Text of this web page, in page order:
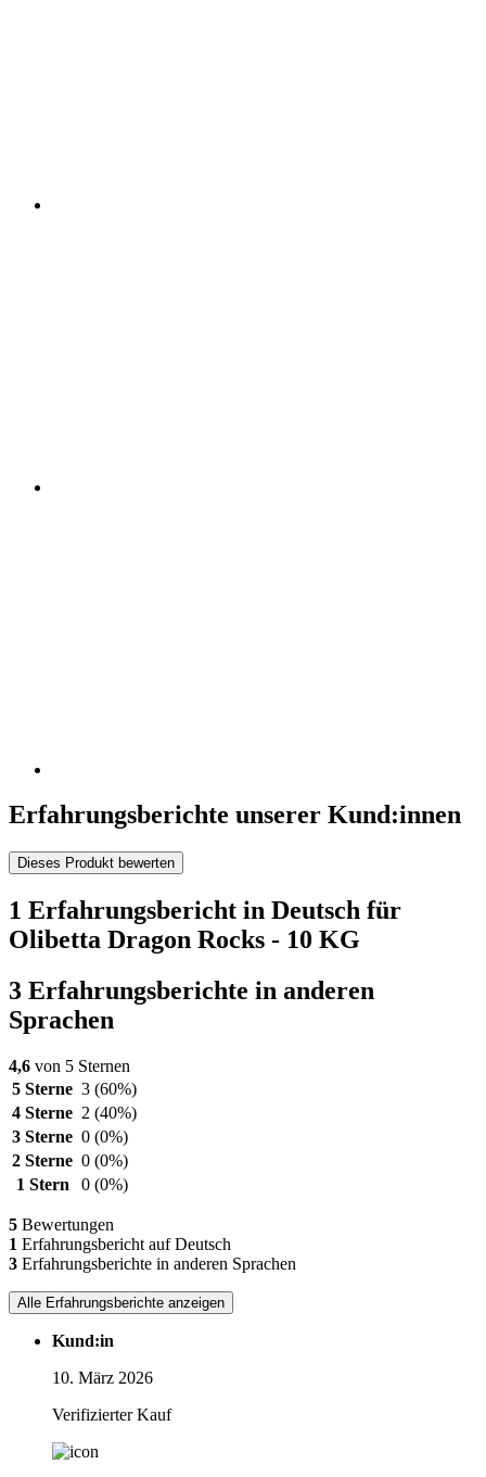
Erfahrungsberichte unserer Kund:innen
Dieses Produkt bewerten
1 Erfahrungsbericht in Deutsch für
Olibetta Dragon Rocks - 10 KG
3 Erfahrungsberichte in anderen
Sprachen
4,6 von 5 Sternen
5 Sterne 3 (60%)
4 Sterne 2 (40%)
3 Sterne 0 (0%)
2 Sterne 0 (0%)
1 Stern
0 (0%)
5 Bewertungen
1 Erfahrungsbericht auf Deutsch
3 Erfahrungsberichte in anderen Sprachen
Alle Erfahrungsberichte anzeigen
Kund:in
10. März 2026
Verifizierter Kauf